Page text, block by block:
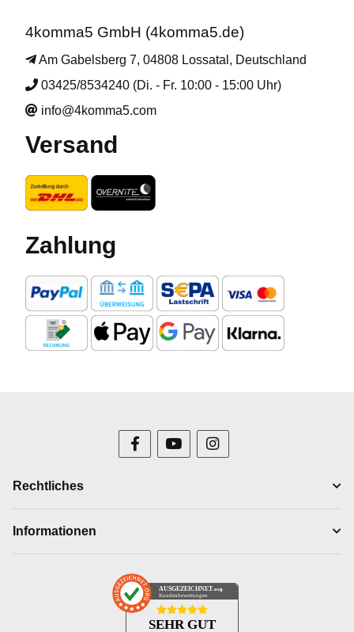
4komma5 GmbH (4komma5.de)
Am Gabelsberg 7, 04808 Lossatal, Deutschland
03425/8534240 (Di. - Fr. 10:00 - 15:00 Uhr)
info@4komma5.com
Versand
Zahlung
Rechtliches
Informationen
AUSGEZEICHNET .org
Kundenbewertungen
SEHR GUT